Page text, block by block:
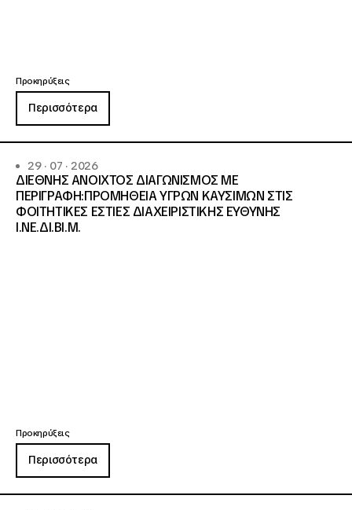
Προκηρύξεις
Περισσότερα
29 · 07 · 2026
ΔΙΕΘΝΗΣ ΑΝΟΙΧΤΟΣ ΔΙΑΓΩΝΙΣΜΟΣ ΜΕ
ΠΕΡΙΓΡΑΦΗ:ΠΡΟΜΗΘΕΙΑ ΥΓΡΩΝ ΚΑΥΣΙΜΩΝ ΣΤΙΣ
ΦΟΙΤΗΤΙΚΕΣ ΕΣΤΙΕΣ ΔΙΑΧΕΙΡΙΣΤΙΚΗΣ ΕΥΘΥΝΗΣ
Ι.ΝΕ.ΔΙ.ΒΙ.Μ.
Προκηρύξεις
Περισσότερα